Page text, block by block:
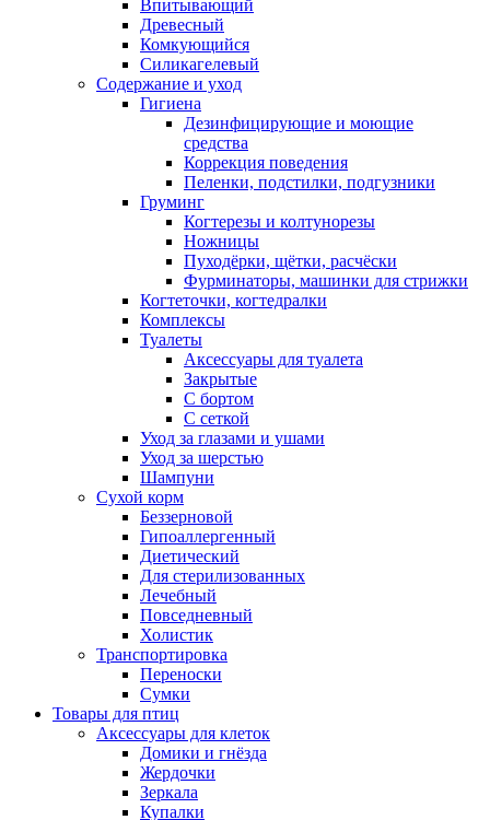
Впитывающий
Древесный
Комкующийся
Силикагелевый
Содержание и уход
Гигиена
Дезинфицирующие и моющие
средства
Коррекция поведения
Пеленки, подстилки, подгузники
Груминг
Когтерезы и колтунорезы
Ножницы
Пуходёрки, щётки, расчёски
Фурминаторы, машинки для стрижки
Когтеточки, когтедралки
Комплексы
Туалеты
Аксессуары для туалета
Закрытые
С бортом
С сеткой
Уход за глазами и ушами
Уход за шерстью
Шампуни
Сухой корм
Беззерновой
Гипоаллергенный
Диетический
Для стерилизованных
Лечебный
Повседневный
Холистик
Транспортировка
Переноски
Сумки
Товары для птиц
Аксессуары для клеток
Домики и гнёзда
Жердочки
Зеркала
Купалки